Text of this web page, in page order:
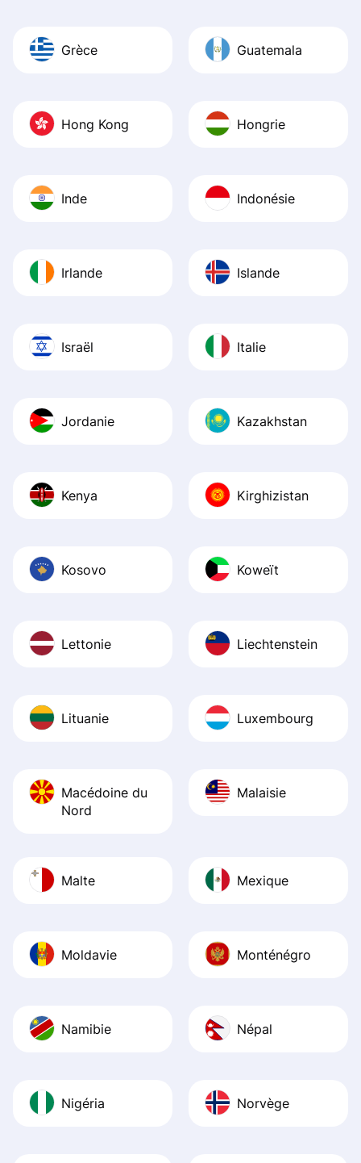
Grèce Guatemala
Hong Kong Hongrie
Inde Indonésie
Irlande Islande
Israël Italie
Jordanie Kazakhstan
Kenya Kirghizistan
Kosovo Koweït
Lettonie Liechtenstein
Lituanie Luxembourg
Macédoine du
Nord
Malaisie
Malte Mexique
Moldavie Monténégro
Namibie Népal
Nigéria Norvège